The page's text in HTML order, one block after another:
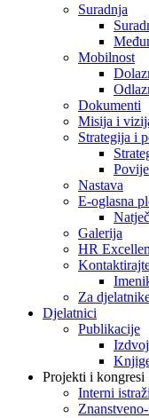
Suradnja
Mobilnost
Dokumenti
Misija i
Strategija i
Nastava
E-oglasna
Galerija
HR
Za
Djelatnici
Publikacije
Projekti i kongresi
Interni